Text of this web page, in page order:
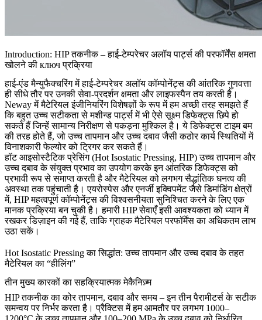
Introduction: HIP तकनीक – हाई-टेम्परेचर अलॉय पार्ट्स की परफॉर्मेंस क्षमता
खोलने की ключ प्रक्रिया
हाई-एंड मैन्युफैक्चरिंग में हाई-टेम्परेचर अलॉय कॉम्पोनेंट्स की आंतरिक गुणवत्ता
ही सीधे तौर पर उनकी सेवा-प्रदर्शन क्षमता और लाइफस्पैन तय करती है।
Neway में मैटेरियल इंजीनियरिंग विशेषज्ञों के रूप में हम अच्छी तरह समझते हैं
कि बहुत उच्च सटीकता से मशीन्ड पार्ट्स में भी ऐसे सूक्ष्म डिफेक्ट्स छिपे हो
सकते हैं जिन्हें सामान्य निरीक्षण से पकड़ना मुश्किल है। ये डिफेक्ट्स टाइम बम
की तरह होते हैं, जो उच्च तापमान और उच्च दबाव जैसी कठोर कार्य स्थितियों में
विनाशकारी फेल्योर को ट्रिगर कर सकते हैं।
हॉट आइसोस्टैटिक प्रेसिंग (Hot Isostatic Pressing, HIP) उच्च तापमान और
उच्च दबाव के संयुक्त प्रभाव का उपयोग करके इन आंतरिक डिफेक्ट्स को
प्रभावी रूप से समाप्त करती है और मैटेरियल कोलगभग सैद्धांतिक घनत्वकी
अवस्था तक पहुंचाती है। एयरोस्पेस और एनर्जी इक्विपमेंट जैसे डिमांडिंग क्षेत्रों
में, HIP महत्वपूर्ण कॉम्पोनेंट्स की विश्वसनीयता सुनिश्चित करने के लिए एक
मानक प्रक्रिया बन चुकी है। हमारी HIP सेवाएँइसी आवश्यकता को ध्यान में
रखकर डिज़ाइन की गई हैं, ताकि ग्राहक मैटेरियल परफॉर्मेंस का अधिकतम लाभ
उठा सकें।
Hot Isostatic Pressing का सिद्धांत: उच्च तापमान और उच्च दबाव के तहत
मैटेरियल का “हीलिंग”
तीन मुख्य कारकों का सहक्रियात्मक मेकैनिज़्म
HIP तकनीक का कोर तापमान, दबाव और समय – इन तीन पैरामीटर्स के सटीक
समन्वय पर निर्भर करता है। प्रैक्टिस में हम आमतौर पर लगभग 1000–